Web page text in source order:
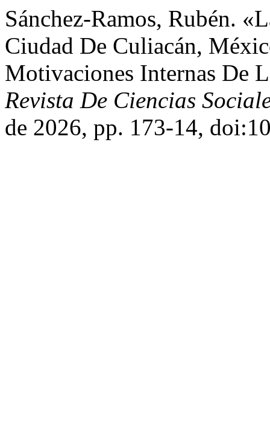
Sánchez-Ramos, Rubén.
Ciudad De Culiacán,
Motivaciones Internas De
Revista De Ciencias
de 2026, pp. 173-14,